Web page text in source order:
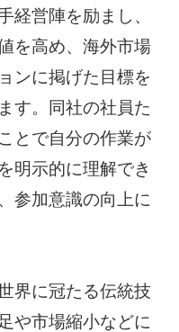
経営陣を励まし、
を高め、海外市場
ンに掲げた目標を
す。同社の社員た
とで自分の作業が
明示的に理解でき
参加意識の向上に
界に冠たる伝統技
や市場縮小などに